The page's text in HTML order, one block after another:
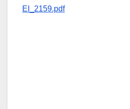
EI_2159.pdf